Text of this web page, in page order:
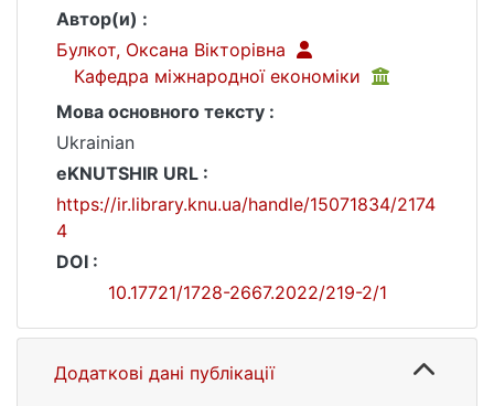
Автор(и) :
Булкот, Оксана Вікторівна
Кафедра міжнародної економіки
Мова основного тексту :
Ukrainian
eKNUTSHIR URL :
https://ir.library.knu.ua/handle/15071834/2174
4
DOI :
10.17721/1728-2667.2022/219-2/1
Додаткові дані публікації